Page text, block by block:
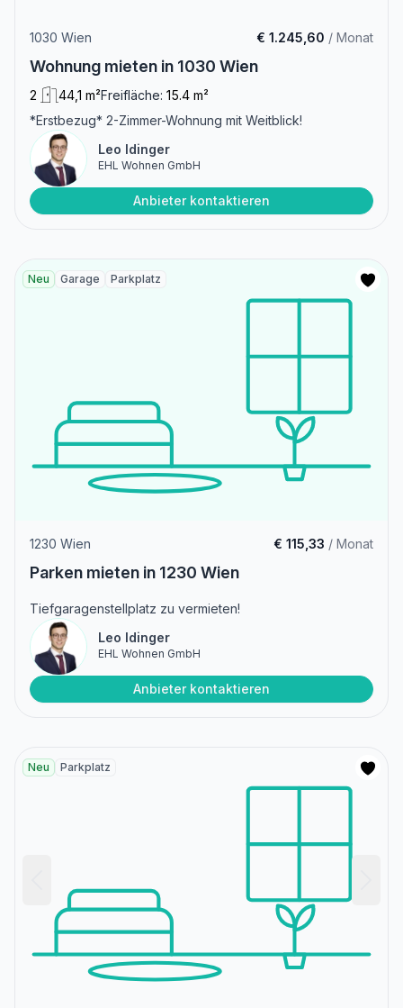
1030 Wien € 1.245,60 / Monat
Wohnung mieten in 1030 Wien
2 44,1 m²Freifläche: 15.4 m²
*Erstbezug* 2-Zimmer-Wohnung mit Weitblick!
Leo Idinger
EHL Wohnen GmbH
Anbieter kontaktieren
Neu Garage Parkplatz
1230 Wien € 115,33 / Monat
Parken mieten in 1230 Wien
Tiefgaragenstellplatz zu vermieten!
Leo Idinger
EHL Wohnen GmbH
Anbieter kontaktieren
Neu Parkplatz